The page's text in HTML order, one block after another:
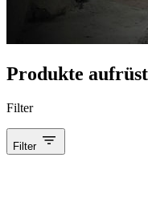
Produkte
Filter
Filter